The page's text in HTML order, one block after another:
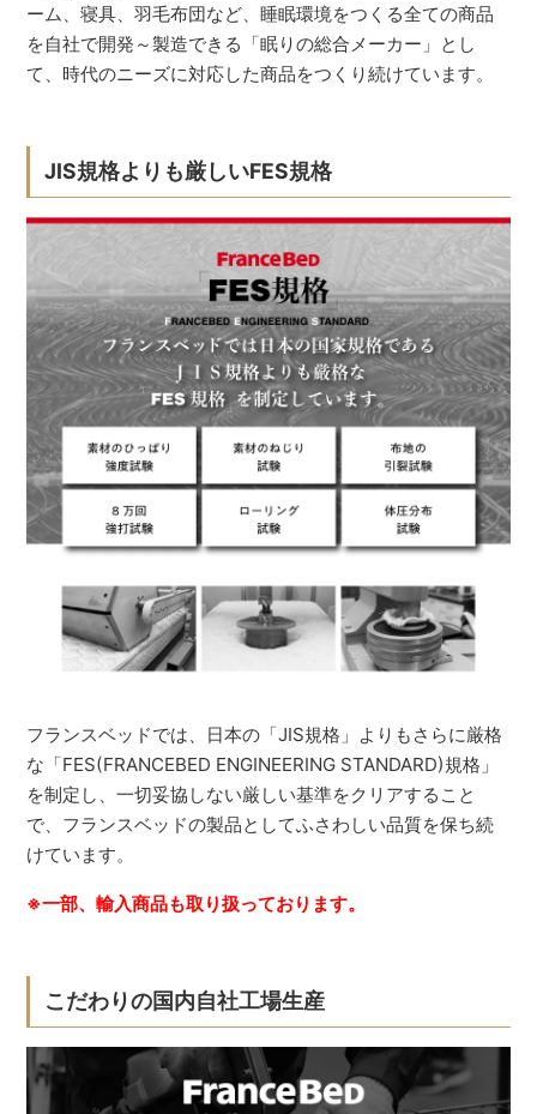
ーム、寝具、羽毛布団など、睡眠環境をつくる全ての商品
を自社で開発～製造できる「眠りの総合メーカー」とし
て、時代のニーズに対応した商品をつくり続けています。
JIS規格よりも厳しいFES規格
フランスベッドでは、日本の「JIS規格」よりもさらに厳格
な「FES(FRANCEBED ENGINEERING STANDARD)規格」
を制定し、一切妥協しない厳しい基準をクリアすること
で、フランスベッドの製品としてふさわしい品質を保ち続
けています。
※一部、輸入商品も取り扱っております。
こだわりの国内自社工場生産